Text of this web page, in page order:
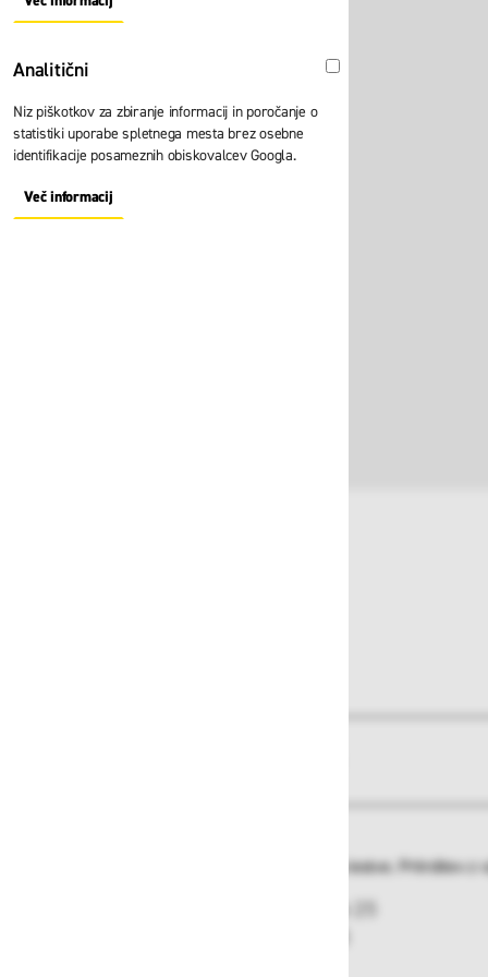
Spodnja stabilizacijska razširitev stojišča lestve. Pritrditev z
About "Oglaševalski" Cookie Group
Analitični Analitični
Niz piškotkov za zbiranje informacij in poročanje o
statistiki uporabe spletnega mesta brez osebne
identifikacije posameznih obiskovalcev Googla.
Več informacijAbout "Analitični" Cookie Group